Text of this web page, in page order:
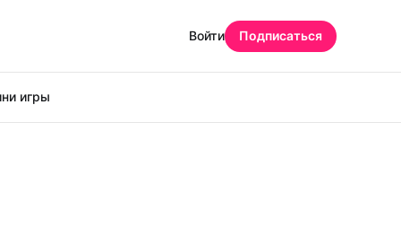
игры
Войти Подписаться